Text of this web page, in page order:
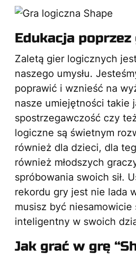
Edukacja
Zaletą gier logicznych
naszego umysłu.
poprawić i wznieść na
nasze umiejętności takie
spostrzegawczość czy
logiczne są świetnym
również dla dzieci, dla
również młodszych
spróbowania swoich sił.
rekordu gry jest nie lada
musisz być niesamowicie
inteligentny w swoich
Jak grać w grę